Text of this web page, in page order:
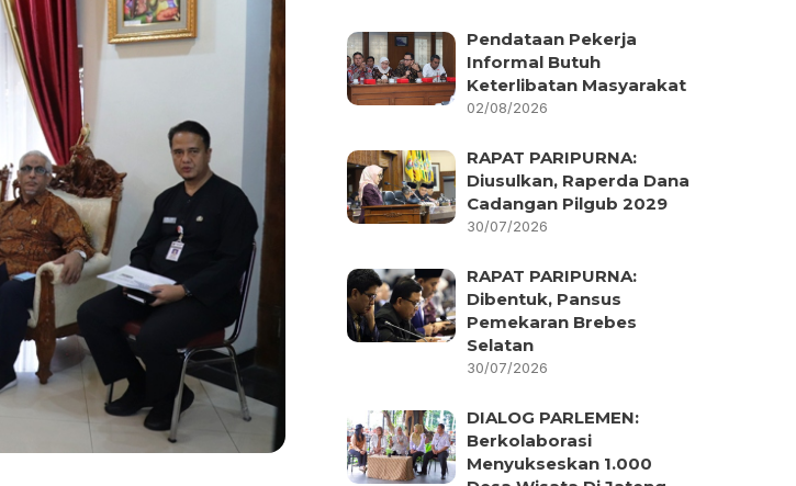
Pendataan Pekerja
Informal Butuh
Keterlibatan Masyarakat
02/08/2026
RAPAT PARIPURNA:
Diusulkan, Raperda Dana
Cadangan Pilgub 2029
30/07/2026
RAPAT PARIPURNA:
Dibentuk, Pansus
Pemekaran Brebes
Selatan
30/07/2026
DIALOG PARLEMEN:
Berkolaborasi
Menyukseskan 1.000